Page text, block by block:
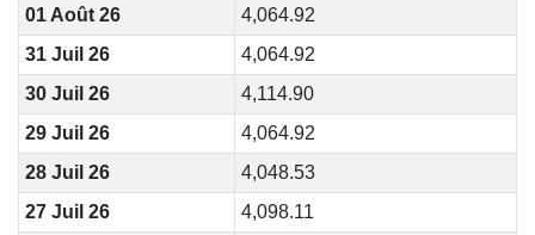
01 Août 26
4,064.92
31 Juil 26
4,064.92
30 Juil 26
4,114.90
29 Juil 26
4,064.92
28 Juil 26
4,048.53
27 Juil 26
4,098.11